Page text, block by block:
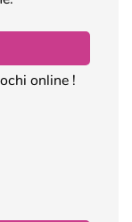
online !